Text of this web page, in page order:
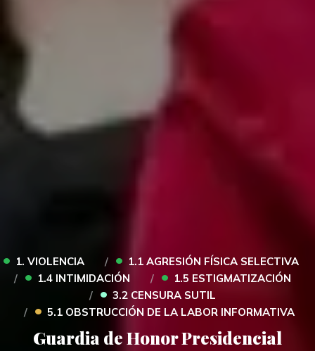
• 1. VIOLENCIA • 1.1 AGRESIÓN FÍSICA SELECTIVA
• 1.4 INTIMIDACIÓN • 1.5 ESTIGMATIZACIÓN
• 3.2 CENSURA SUTIL
• 5.1 OBSTRUCCIÓN DE LA LABOR INFORMATIVA
Guardia de Honor Presidencial